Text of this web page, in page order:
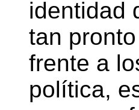
identidad
tan
frente a
política,